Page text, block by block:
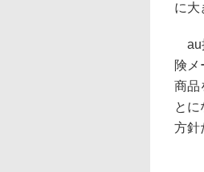
に大
au
険
商品
とに
方針